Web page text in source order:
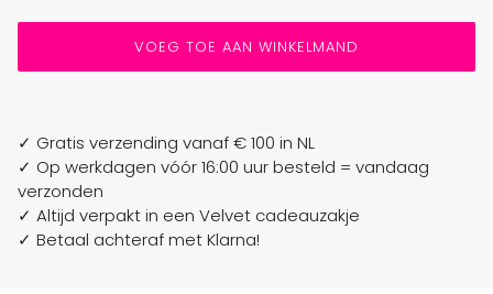
VOEG TOE AAN WINKELMAND
✓ Gratis verzending vanaf € 100 in NL
✓ Op werkdagen vóór 16:00 uur besteld = vandaag
verzonden
✓ Altijd verpakt in een Velvet cadeauzakje
✓ Betaal achteraf met Klarna!